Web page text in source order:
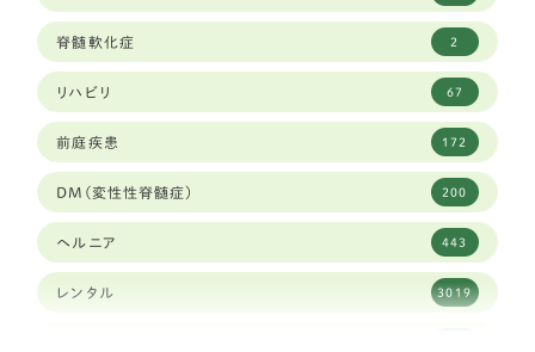
トイフォックステリア 1
カニヘンダックスフンド 7
豆柴犬 30
ブリュッセルグリフォン 1
キャバリア 59
シーズー 83
脊髄軟化症 2
リハビリ 67
前庭疾患 172
DM(変性性脊髄症) 200
ヘルニア 443
レンタル 3019